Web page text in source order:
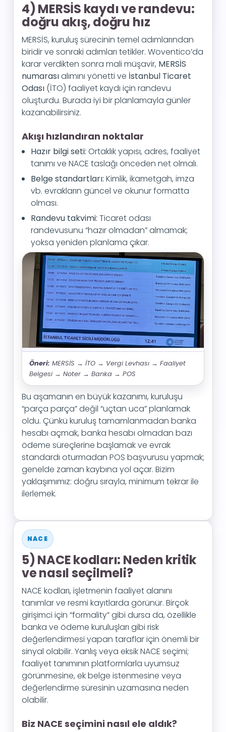
4) MERSİS kaydı ve randevu:
doğru akış, doğru hız
MERSİS, kuruluş sürecinin temel adımlarından
biridir ve sonraki adımları tetikler. Woventico’da
karar verdikten sonra mali müşavir, MERSİS
numarasıalımını yönetti ve İstanbul Ticaret
Odası (İTO) faaliyet kaydı için randevu
oluşturdu. Burada iyi bir planlamayla günler
kazanabilirsiniz.
Akışı hızlandıran noktalar
Hazır bilgi seti: Ortaklık yapısı, adres, faaliyet
tanımı ve NACE taslağı önceden net olmalı.
Belge standartları: Kimlik, ikametgah, imza
vb. evrakların güncel ve okunur formatta
olması.
Randevu takvimi: Ticaret odası
randevusunu “hazır olmadan” almamak;
yoksa yeniden planlama çıkar.
Öneri: MERSİS → İTO → Vergi Levhası → Faaliyet
Belgesi → Noter → Banka → POS
Bu aşamanın en büyük kazanımı, kuruluşu
“parça parça” değil “uçtan uca” planlamak
oldu. Çünkü kuruluş tamamlanmadan banka
hesabı açmak, banka hesabı olmadan bazı
ödeme süreçlerine başlamak ve evrak
standardı oturmadan POS başvurusu yapmak;
genelde zaman kaybına yol açar. Bizim
yaklaşımımız: doğru sırayla, minimum tekrar ile
ilerlemek.
NACE
5) NACE kodları: Neden kritik
ve nasıl seçilmeli?
NACE kodları, işletmenin faaliyet alanını
tanımlar ve resmi kayıtlarda görünür. Birçok
girişimci için “formality” gibi dursa da, özellikle
banka ve ödeme kuruluşları gibi risk
değerlendirmesi yapan taraflar için önemli bir
sinyal olabilir. Yanlış veya eksik NACE seçimi;
faaliyet tanımının platformlarla uyumsuz
görünmesine, ek belge istenmesine veya
değerlendirme süresinin uzamasına neden
olabilir.
Biz NACE seçimini nasıl ele aldık?